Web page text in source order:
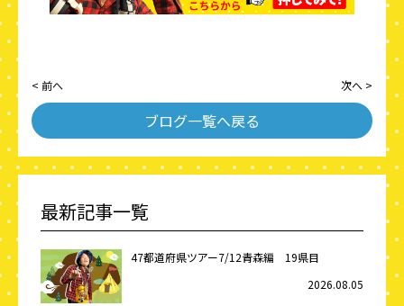
< 前へ
ブログ一覧へ戻る
次へ >
最新記事一覧
47都道府県ツアー7/12青森編 19県目
2026.08.05